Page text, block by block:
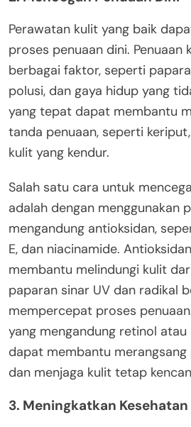
Perawatan kulit yang baik
proses penuaan dini. Penuaan
berbagai faktor, seperti
polusi, dan gaya hidup yang
yang tepat dapat membantu
tanda penuaan, seperti
kulit yang kendur.
Salah satu cara untuk
adalah dengan menggunakan
mengandung antioksidan,
E, dan niacinamide.
membantu melindungi kulit
paparan sinar UV dan radikal
mempercepat proses
yang mengandung retinol
dapat membantu merangsang
dan menjaga kulit tetap
3. Meningkatkan